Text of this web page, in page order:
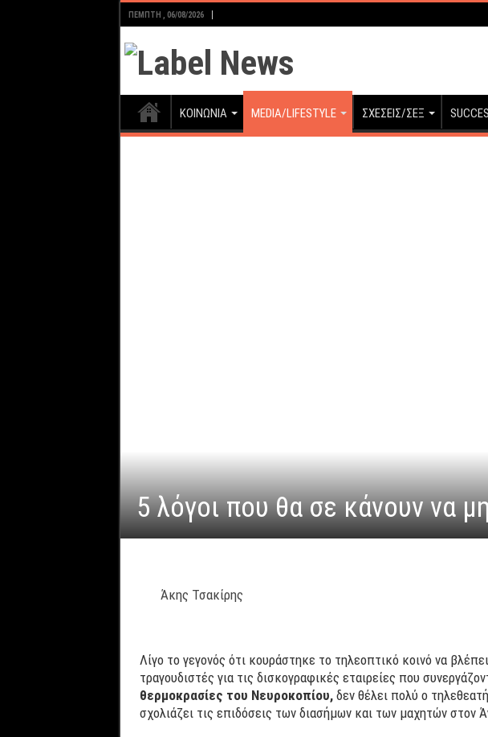
ΠΈΜΠΤΗ , 06/08/2026
ΚΟΙΝΩΝΙΑ MEDIA/LIFESTYLE ΣΧΕΣΕΙΣ/ΣΕΞ
5 λόγοι που θα σε κάνουν να
Άκης Τσακίρης
Λίγο το γεγονός ότι κουράστηκε το τηλεοπτικό κοινό να
τραγουδιστές για τις δισκογραφικές εταιρείες που
θερμοκρασίες του Νευροκοπίου,δεν θέλει πολύ ο
σχολιάζει τις επιδόσεις των διασήμων και των μαχητών στον